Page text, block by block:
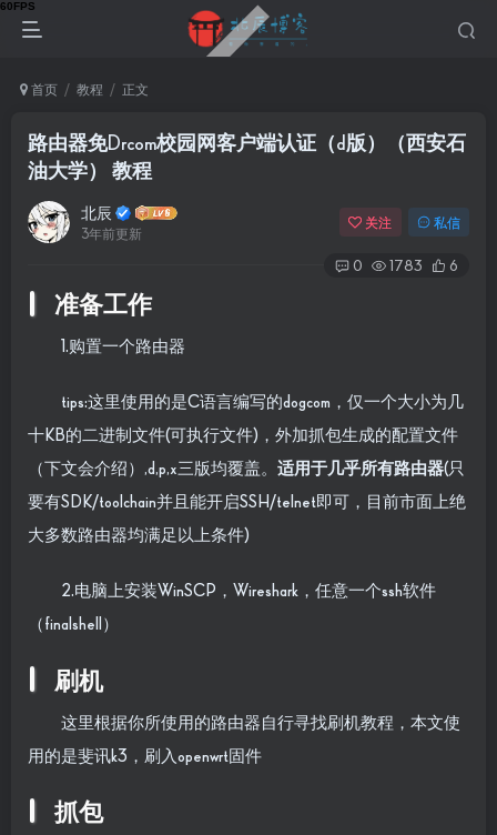
首页 教程 正文
路由器免Drcom校园网客户端认证（d版）（西安石
油大学） 教程
北辰
3年前更新
关注 私信
0 1783 6
准备工作
1.购置一个路由器
tips:这里使用的是C语言编写的dogcom ，仅一个大小为几
十KB的二进制文件(可执行文件)，外加抓包生成的配置文件
（下文会介绍）,d,p,x三版均覆盖。 适用于几乎所有路由器(只
要有SDK/toolchain并且能开启SSH/telnet即可，目前市面上绝
大多数路由器均满足以上条件)
2.电脑上安装WinSCP，Wireshark，任意一个ssh软件
（finalshell）
刷机
这里根据你所使用的路由器自行寻找刷机教程，本文使
用的是斐讯k3，刷入openwrt固件
抓包